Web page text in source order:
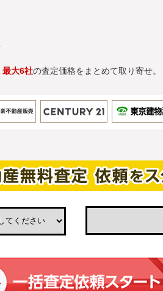
最大6社の査定価格をまとめて取り寄せ。